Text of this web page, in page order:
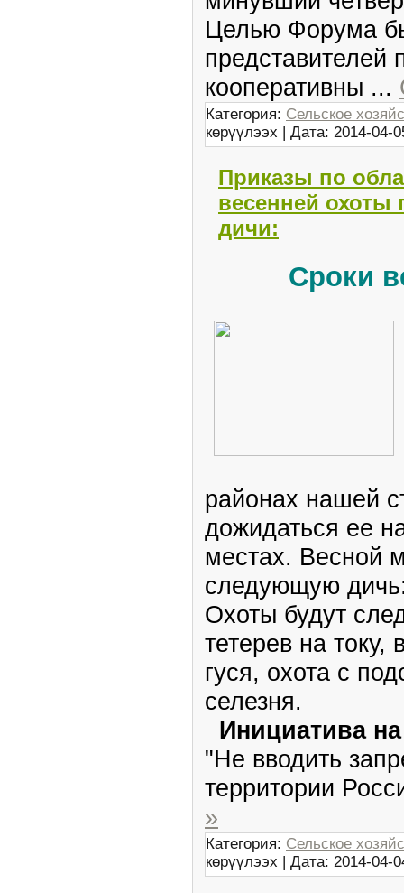
Целью Форума
представителей
кооперативны ...
Категория: Сельское
көрүүлээх | Дата: 2014-04-
Приказы по
весенней охоты
дичи:
Сроки
районах нашей
дожидаться ее
местах. Весной
следующую
Охоты будут
тетерев на току,
гуся, охота с
селезня.
Инициатива
"Не вводить
территории
»
Категория: Сельское
көрүүлээх | Дата: 2014-04-